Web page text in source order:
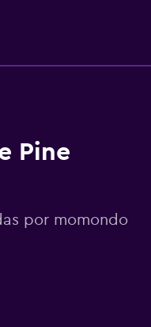
Pine
por momondo